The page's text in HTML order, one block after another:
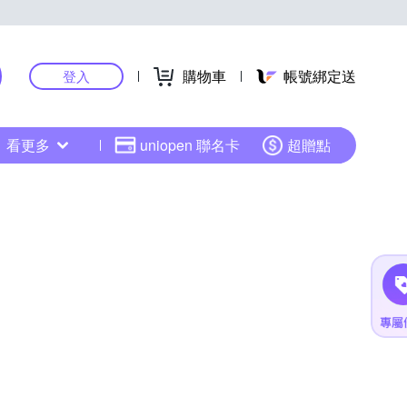
登入 購物車 帳號綁定送
看更多 uniopen 聯名卡 超贈點